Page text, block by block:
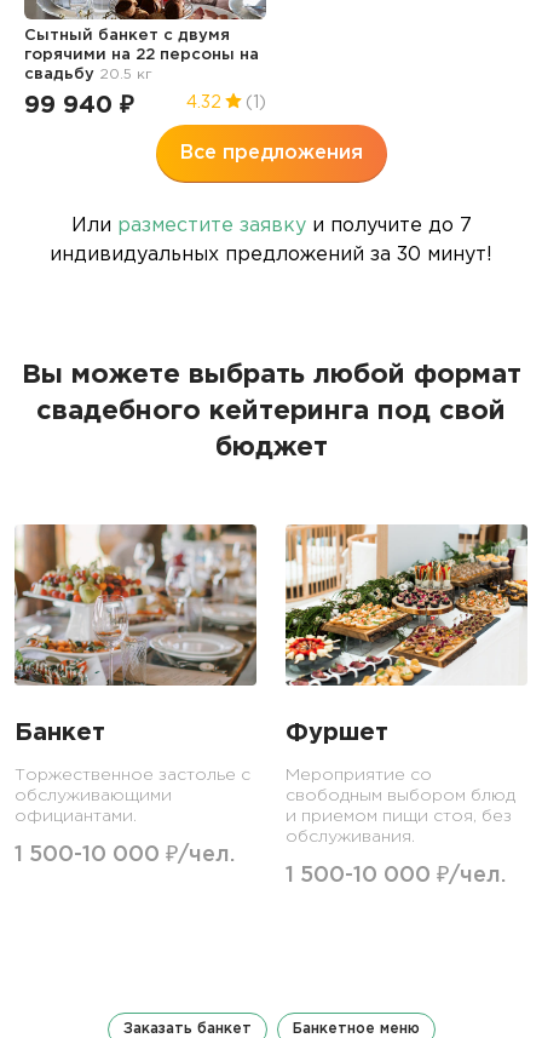
Сытный банкет с двумя
горячими на 22 персоны на
свадьбу 20.5 кг
99 940 ₽ 4.32 (1)
Все предложения
Или разместите заявкуи получите до 7
индивидуальных предложений за 30 минут!
Вы можете выбрать любой формат
свадебного кейтеринга под свой
бюджет
Банкет
Торжественное застолье с
обслуживающими
официантами.
1 500-10 000 ₽/чел.
Фуршет
Мероприятие со
свободным выбором блюд
и приемом пищи стоя, без
обслуживания.
1 500-10 000 ₽/чел.
Заказать банкет Банкетное меню